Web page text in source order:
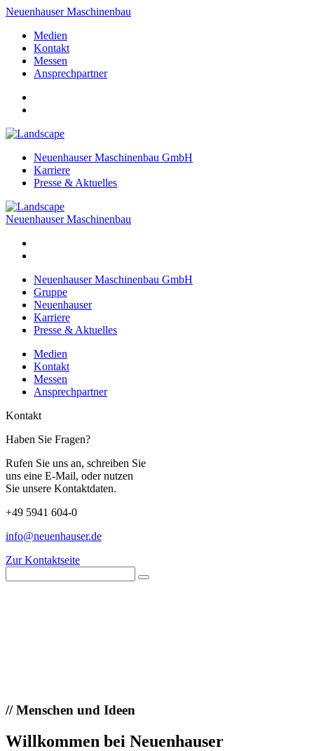
Neuenhauser Maschinenbau
Medien
Kontakt
Messen
Ansprechpartner
Neuenhauser Maschinenbau GmbH
Karriere
Presse & Aktuelles
Neuenhauser Maschinenbau
Neuenhauser Maschinenbau GmbH
Gruppe
Neuenhauser
Karriere
Presse & Aktuelles
Medien
Kontakt
Messen
Ansprechpartner
Kontakt
Haben Sie Fragen?
Rufen Sie uns an, schreiben Sie
uns eine E-Mail, oder nutzen
Sie unsere Kontaktdaten.
+49 5941 604-0
info@neuenhauser.de
Zur Kontaktseite
//Menschen und Ideen
Willkommen bei Neuenhauser